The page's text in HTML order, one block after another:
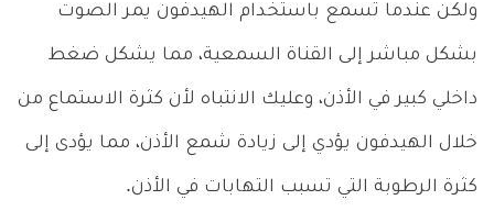
ولكن عندما تسمع باستخدام الهيدفون يمر الصوت
بشكل مباشر إلى القناة السمعية، مما يشكل ضغط
داخلي كبير في الأذن، وعليك الانتباه لأن كثرة الاستماع من
خلال الهيدفون يؤدي إلى زيادة شمع الأذن، مما يؤدى إلى
كثرة الرطوبة التي تسبب التهابات في الأذن.